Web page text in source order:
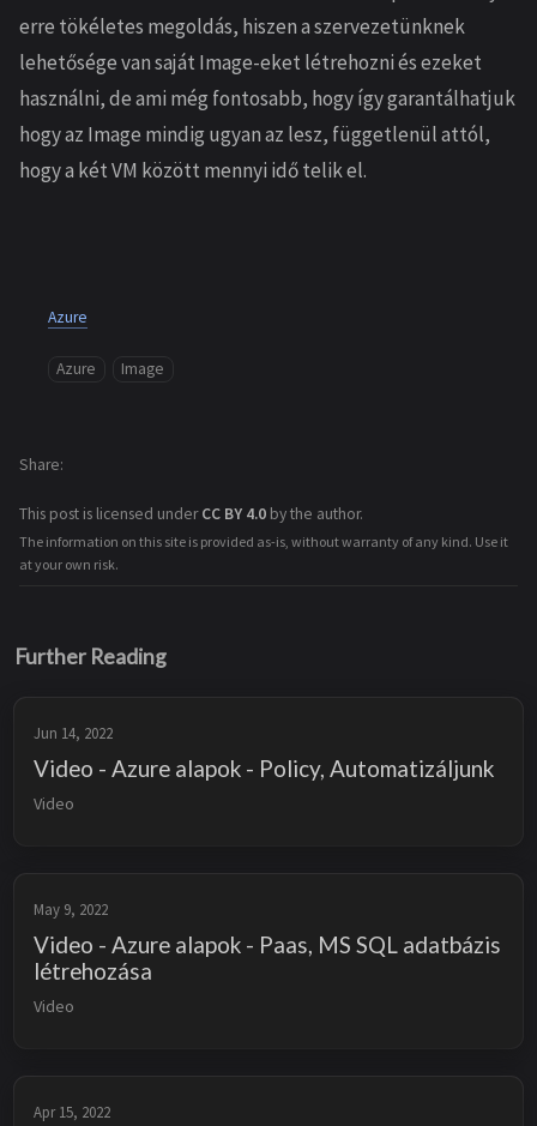
erre tökéletes megoldás, hiszen a szervezetünknek
lehetősége van saját Image-eket létrehozni és ezeket
használni, de ami még fontosabb, hogy így garantálhatjuk
hogy az Image mindig ugyan az lesz, függetlenül attól,
hogy a két VM között mennyi idő telik el.
Azure
Azure Image
This post is licensed underCC BY 4.0 by the author.
The information on this site is provided as-is, without warranty of any kind. Use it
at your own risk.
Share
Further Reading
Jun 14, 2022
Video - Azure alapok - Policy, Automatizáljunk
Video
May 9, 2022
Video - Azure alapok - Paas, MS SQL adatbázis
létrehozása
Video
Apr 15, 2022